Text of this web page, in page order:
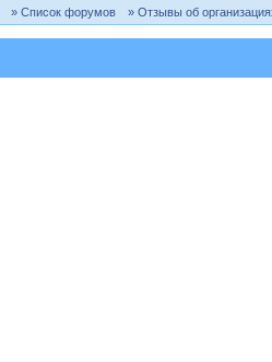
» Список форумов » Отзывы об